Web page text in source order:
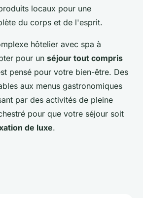
locaux pour une
du corps et de l'esprit.
hôtelier avec spa à
pour un séjour tout compris
pensé pour votre bien-être. Des
aux menus gastronomiques
par des activités de pleine
pour que votre séjour soit
de luxe.